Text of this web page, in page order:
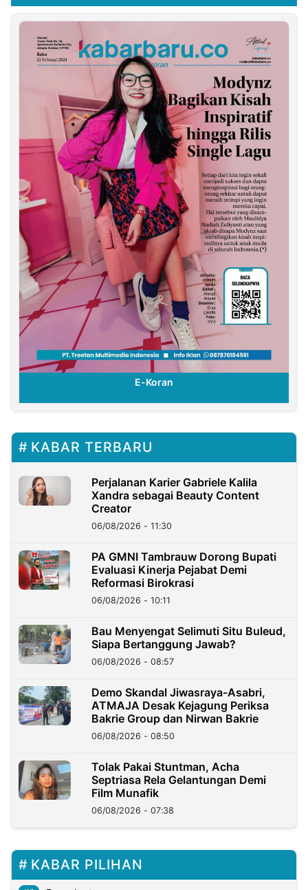
E-Koran
KABAR TERBARU
Perjalanan Karier Gabriele Kalila
Xandra sebagai Beauty Content
Creator
06/08/2026 - 11:30
PA GMNI Tambrauw Dorong Bupati
Evaluasi Kinerja Pejabat Demi
Reformasi Birokrasi
06/08/2026 - 10:11
Bau Menyengat Selimuti Situ Buleud,
Siapa Bertanggung Jawab?
06/08/2026 - 08:57
Demo Skandal Jiwasraya-Asabri,
ATMAJA Desak Kejagung Periksa
Bakrie Group dan Nirwan Bakrie
06/08/2026 - 08:50
Tolak Pakai Stuntman, Acha
Septriasa Rela Gelantungan Demi
Film Munafik
06/08/2026 - 07:38
KABAR PILIHAN